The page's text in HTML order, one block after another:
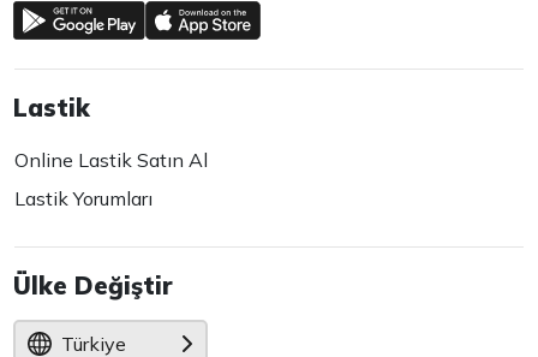
Lastik
Online Lastik Satın Al
Lastik Yorumları
Ülke Değiştir
Türkiye